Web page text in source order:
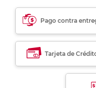
Pago contra
Tarjeta de